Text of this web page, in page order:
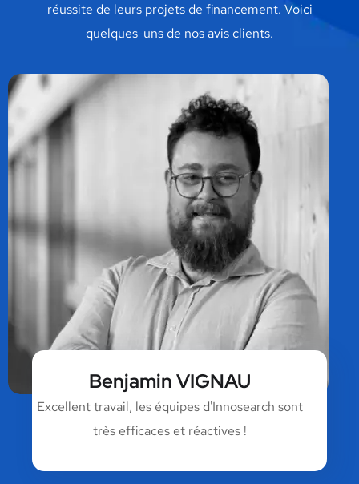
réussite de leurs projets de financement. Voici
quelques-uns de nosavisclients.
Benjamin VIGNAU
Excellent travail, les équipes d'Innosearch sont
très efficaces et réactives !